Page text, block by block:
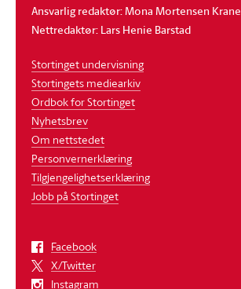
Ansvarlig redaktør: Mona Mortensen Krane
Nettredaktør: Lars Henie Barstad
Stortinget undervisning
Stortingets mediearkiv
Ordbok for Stortinget
Nyhetsbrev
Om nettstedet
Personvernerklæring
Tilgjengelighetserklæring
Jobb på Stortinget
Facebook
X/Twitter
Instagram